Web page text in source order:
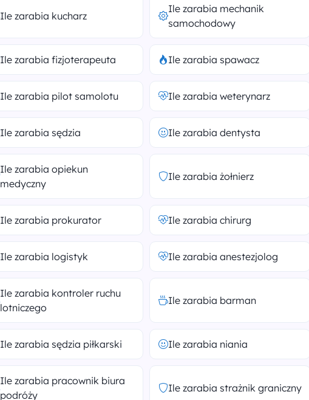
Ile zarabia kucharz
Ile zarabia mechanik
samochodowy
Ile zarabia fizjoterapeuta Ile zarabia spawacz
Ile zarabia pilot samolotu Ile zarabia weterynarz
Ile zarabia sędzia Ile zarabia dentysta
Ile zarabia opiekun
medyczny
Ile zarabia żołnierz
Ile zarabia prokurator Ile zarabia chirurg
Ile zarabia logistyk Ile zarabia anestezjolog
Ile zarabia kontroler ruchu
lotniczego
Ile zarabia barman
Ile zarabia sędzia piłkarski Ile zarabia niania
Ile zarabia pracownik biura
podróży
Ile zarabia strażnik graniczny